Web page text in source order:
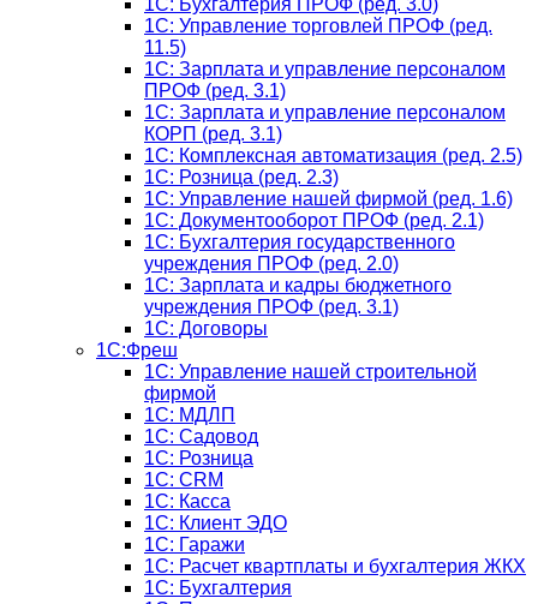
1C: Бухгалтерия ПРОФ (ред. 3.0)
1C: Управление торговлей ПРОФ (ред.
11.5)
1C: Зарплата и управление персоналом
ПРОФ (ред. 3.1)
1C: Зарплата и управление персоналом
КОРП (ред. 3.1)
1C: Комплексная автоматизация (ред. 2.5)
1С: Розница (ред. 2.3)
1С: Управление нашей фирмой (ред. 1.6)
1С: Документооборот ПРОФ (ред. 2.1)
1C: Бухгалтерия государственного
учреждения ПРОФ (ред. 2.0)
1C: Зарплата и кадры бюджетного
учреждения ПРОФ (ред. 3.1)
1С: Договоры
1С:Фреш
1С: Управление нашей строительной
фирмой
1С: МДЛП
1С: Садовод
1С: Розница
1C: CRM
1C: Касса
1С: Клиент ЭДО
1С: Гаражи
1C: Расчет квартплаты и бухгалтерия ЖКХ
1C: Бухгалтерия